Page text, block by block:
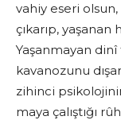
vahiy eseri
çıkarıp,
Yaşanmayan
kavanozunu
zihinci
maya çalıştığı